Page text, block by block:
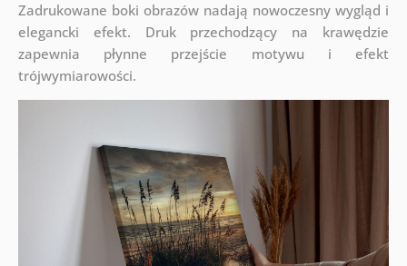
Zadrukowane boki obrazów nadają nowoczesny wygląd i
elegancki efekt. Druk przechodzący na krawędzie
zapewnia płynne przejście motywu i efekt
trójwymiarowości.